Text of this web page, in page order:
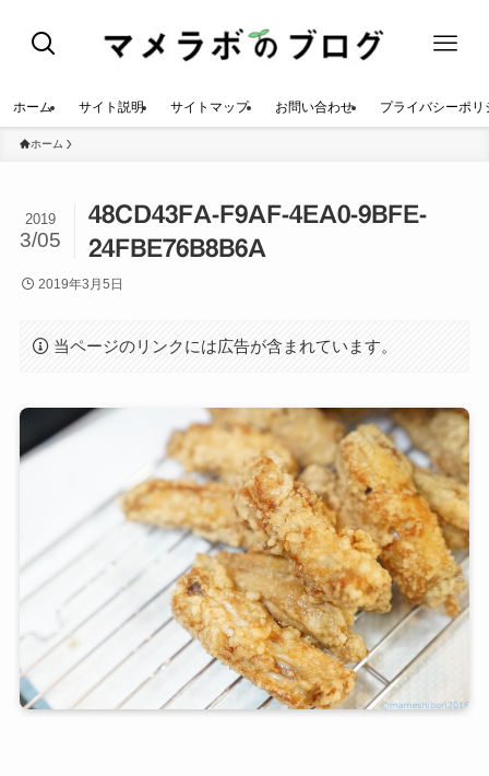
ホーム サイト説明 サイトマップ お問い合わせ プライバシーポリ
ホーム
48CD43FA-F9AF-4EA0-9BFE-
24FBE76B8B6A
2019
3/05
2019年3月5日
当ページのリンクには広告が含まれています。